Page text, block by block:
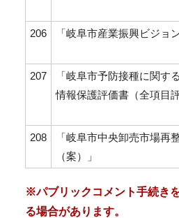
206 「岐阜市産業振興ビジョ
207
「岐阜市予防接種に関
情報保護評価書（全項目
208
「岐阜市中央卸売市場再
（案）」
※パブリックコメント手続き
る場合があります。